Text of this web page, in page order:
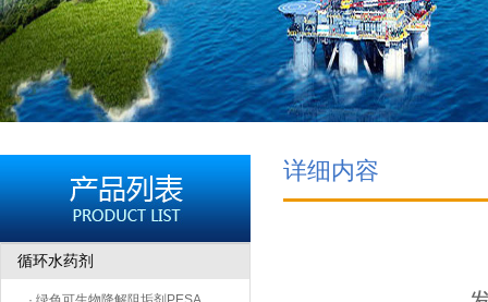
循环水药剂
详细内容